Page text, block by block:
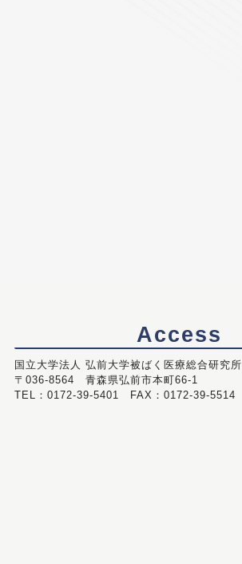
Access
国立大学法人 弘前大学被ばく医療総合研究所
〒036-8564 青森県弘前市本町66-1
TEL：0172-39-5401 FAX：0172-39-5514